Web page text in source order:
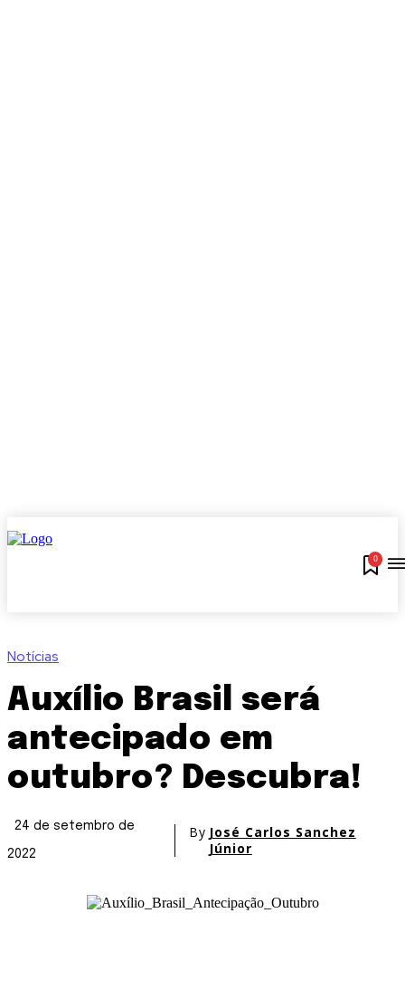
0
Notícias
Auxílio Brasil será
antecipado em
outubro? Descubra!
24 de setembro de
2022
By José Carlos Sanchez
Júnior